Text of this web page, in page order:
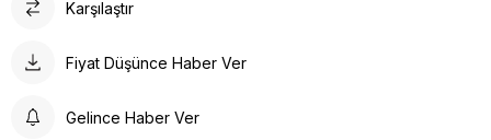
Karşılaştır
Fiyat Düşünce Haber Ver
Gelince Haber Ver